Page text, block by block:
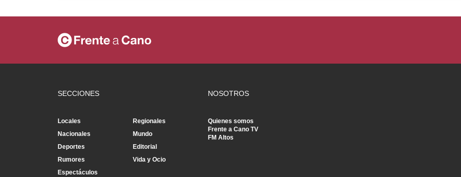
SECCIONES
Locales
Regionales
Nacionales
Mundo
Deportes
Editorial
Rumores
Vida y Ocio
Espectáculos
NOSOTROS
Quienes somos
Frente a Cano TV
FM Altos